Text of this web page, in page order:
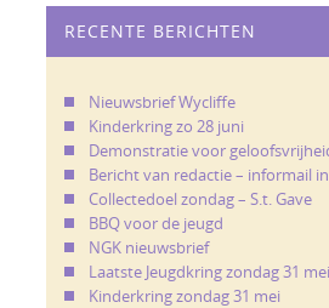
RECENTE BERICHTEN
Nieuwsbrief Wycliffe
Kinderkring zo 28 juni
Demonstratie voor
Bericht van redactie – informail
Collectedoel zondag – S.t. Gave
BBQ voor de jeugd
NGK nieuwsbrief
Laatste Jeugdkring zondag 31
Kinderkring zondag 31 mei